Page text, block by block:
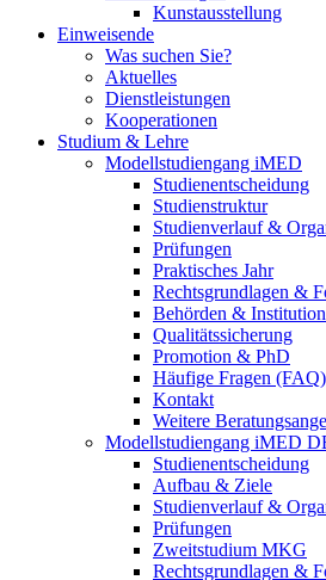
Kunstausstellung
Einweisende
Was suchen Sie?
Aktuelles
Dienstleistungen
Kooperationen
Studium & Lehre
Modellstudiengang iMED
Studienentscheidung
Studienstruktur
Studienverlauf &
Prüfungen
Praktisches Jahr
Rechtsgrundlagen &
Behörden &
Qualitätssicherung
Promotion & PhD
Häufige Fragen (FAQ)
Kontakt
Weitere
Modellstudiengang iMED
Studienentscheidung
Aufbau & Ziele
Studienverlauf &
Prüfungen
Zweitstudium MKG
Rechtsgrundlagen &